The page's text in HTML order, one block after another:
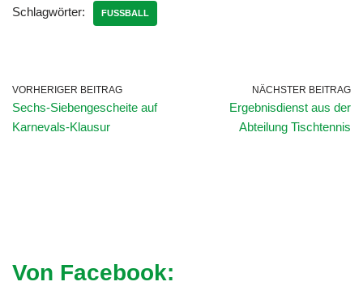
Schlagwörter: FUSSBALL
VORHERIGER BEITRAG
Sechs-Siebengescheite auf
Karnevals-Klausur
NÄCHSTER BEITRAG
Ergebnisdienst aus der
Abteilung Tischtennis
Von Facebook: